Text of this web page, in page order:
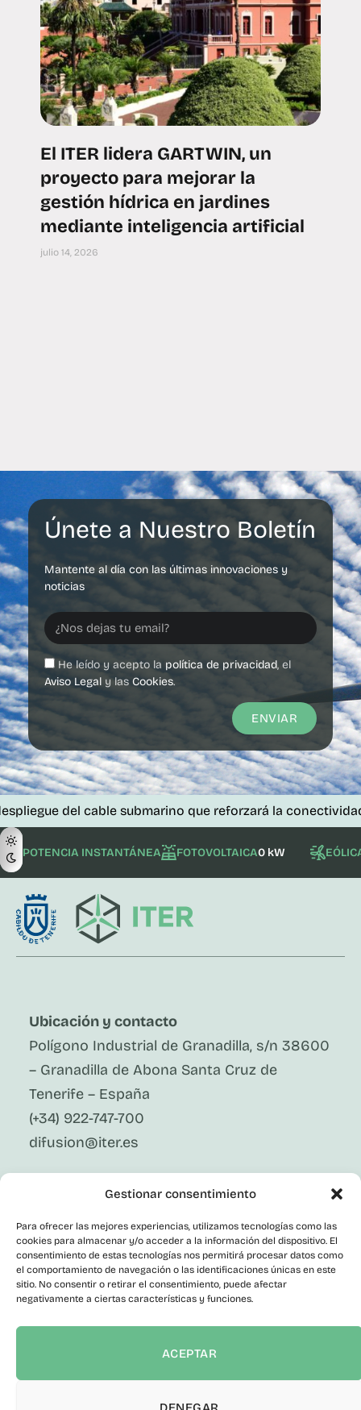
Gestionar consentimiento
Para ofrecer las mejores experiencias, utilizamos tecnologías como las
cookies para almacenar y/o acceder a la información del dispositivo. El
consentimiento de estas tecnologías nos permitirá procesar datos como
el comportamiento de navegación o las identificaciones únicas en este
sitio. No consentir o retirar el consentimiento, puede afectar
negativamente a ciertas características y funciones.
ACEPTAR
El ITER lidera GARTWIN, un
proyecto para mejorar la
gestión hídrica en jardines
mediante inteligencia artificial
julio 14, 2026
Únete a Nuestro Boletín
Mantente al día con las últimas innovaciones y
noticias
He leído y acepto la política de privacidad, el
Aviso Legal y las Cookies.
ENVIAR
del cable submarino que reforzará la conectividad de
POTENCIA INSTANTÁNEA FOTOVOLTAICA0 kW
Ubicación y contacto
Polígono Industrial de Granadilla, s/n 38600
– Granadilla de Abona Santa Cruz de
Tenerife – España
(+34) 922-747-700
difusion@iter.es
X
Instagram
Youtube
Corporativo
Contacto
Canal del Informante